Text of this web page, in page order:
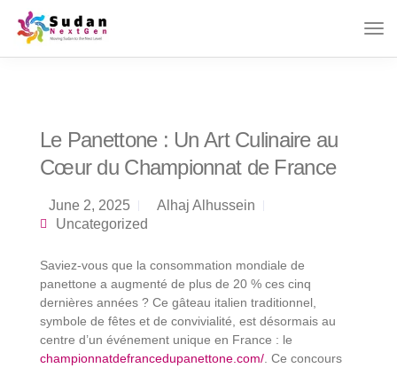
Le Panettone : Un Art Culinaire au
Cœur du Championnat de France
June 2, 2025
Alhaj Alhussein
Uncategorized
Saviez-vous que la consommation mondiale de
panettone a augmenté de plus de 20 % ces cinq
dernières années ? Ce gâteau italien traditionnel,
symbole de fêtes et de convivialité, est désormais au
centre d’un événement unique en France : le
championnatdefrancedupanettone.com/ . Ce concours